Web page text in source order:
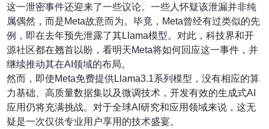
这一泄密事件还迎来了一些议论。一些人怀疑该泄漏并非纯
属偶然，而是Meta故意而为。毕竟，Meta曾经有过类似的先
例，即在去年预先泄露了其Llama模型。对此，科技界和开
源社区都在翘首以盼，看明天Meta将如何回应这一事件，并
继续推动其在AI领域的布局。
然而，即使Meta免费提供Llama3.1系列模型，没有相应的算
力基础、高质量数据集以及微调技术，开发有效的生成式AI
应用仍将充满挑战。对于全球AI研究和应用领域来说，这无
疑是一次仅供专业用户享用的技术盛宴。